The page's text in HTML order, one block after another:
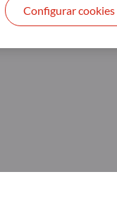
Configurar cookies